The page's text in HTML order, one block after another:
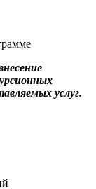
услуг.